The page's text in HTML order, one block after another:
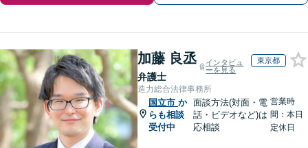
加藤 良丞
弁護士
インタビュ
ーを見る
東京都
造力総合法律事務所
国立市 か
らも相談
受付中
面談方法(対面・電
話・ビデオなど)は
応相談
営業時
間：本日
定休日